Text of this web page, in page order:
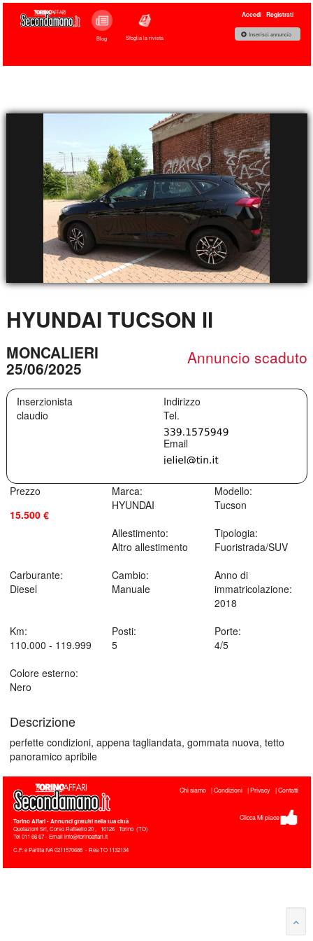
Blog Sfoglia la rivista
Accedi Registrati
Inserisci annuncio
HYUNDAI TUCSON ll
MONCALIERI
25/06/2025
Annuncio scaduto
Inserzionista
claudio
Indirizzo
Prezzo
15.500 €
Marca:
HYUNDAI
Modello:
Tucson
Allestimento:
Altro allestimento
Tipologia:
Fuoristrada/SUV
Carburante:
Diesel
Cambio:
Manuale
Anno di
immatricolazione:
2018
Km:
110.000 - 119.999
Posti:
5
Porte:
4/5
Colore esterno:
Nero
Descrizione
perfette condizioni, appena tagliandata, gommata nuova, tetto
panoramico apribile
Torino Affari- Annunci gratuiti nella tua città
Quotazioni Srl, Corso Raffaello 20, 10126 Torino (TO)
Tel011 66 67 - Email info@torinoaffari.it
C.F. e Partita IVA 0211570688 - Rea TO 1132134
Chi siamo Condizioni Privacy Contatti
Clicca Mi piace